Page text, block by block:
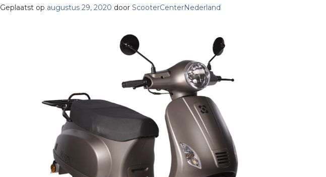
Geplaatst op augustus 29, 2020 door ScooterCenterNederland